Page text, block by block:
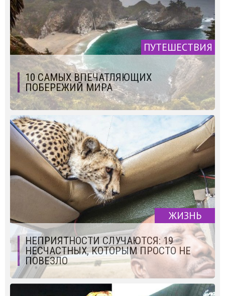
ПУТЕШЕСТВИЯ
10 САМЫХ ВПЕЧАТЛЯЮЩИХ
ПОБЕРЕЖИЙ МИРА
ЖИЗНЬ
НЕПРИЯТНОСТИ СЛУЧАЮТСЯ: 19
НЕСЧАСТНЫХ, КОТОРЫМ ПРОСТО НЕ
ПОВЕЗЛО